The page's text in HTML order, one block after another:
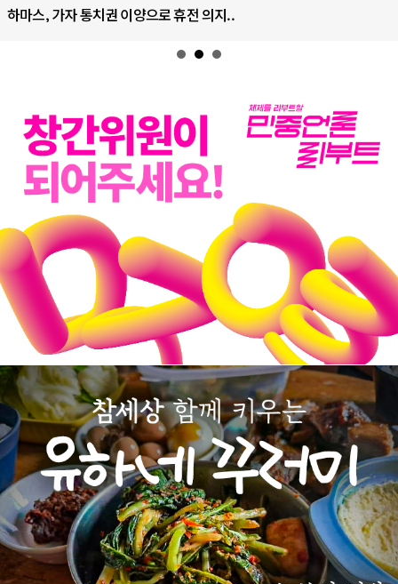
AI는 어떻게 미국 민주주의를 잠식하고 ..